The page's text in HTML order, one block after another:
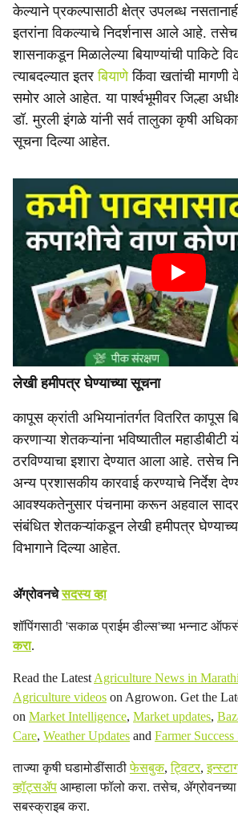
केल्याने प्रकल्पासाठी क्षेत्र उपलब्ध
इतरांना विकल्याचे निदर्शनास आले आहे. तसेच
शासनाकडून मिळालेल्या बियाण्यांची पाकिटे
त्याबदल्यात इतरबियाणेकिंवा खतांची मागणी
समोर आले आहेत. या पार्श्वभूमीवर जिल्हा
डॉ. मुरली इंगळे यांनी सर्व तालुका कृषी
सूचना दिल्या आहेत.
लेखी हमीपत्र घेण्याच्या सूचना
कापूस क्रांती अभियानांतर्गत वितरित कापूस
करणाऱ्या शेतकऱ्यांना भविष्यातील
ठरविण्याचा इशारा देण्यात आला आहे. तसेच
अन्य प्रशासकीय कारवाई करण्याचे निर्देश
आवश्यकतेनुसार पंचनामा करून अहवाल
संबंधित शेतकऱ्यांकडून लेखी हमीपत्र
विभागाने दिल्या आहेत.
ॲग्रोवनचेसदस्य व्हा
शॉपिंगसाठी 'सकाळ प्राईम डील्स'च्या भन्नाट
करा.
Read the Latest Agriculture News in Marathi
Agriculture videos on Agrowon. Get the
on Market Intelligence, Market updates,
Care, Weather Updates and Farmer Success
ताज्या कृषी घडामोडींसाठीफेसबुक,ट्विटर,
व्हॉट्सॲप आम्हाला फॉलो करा. तसेच,
सबस्क्राइब करा.